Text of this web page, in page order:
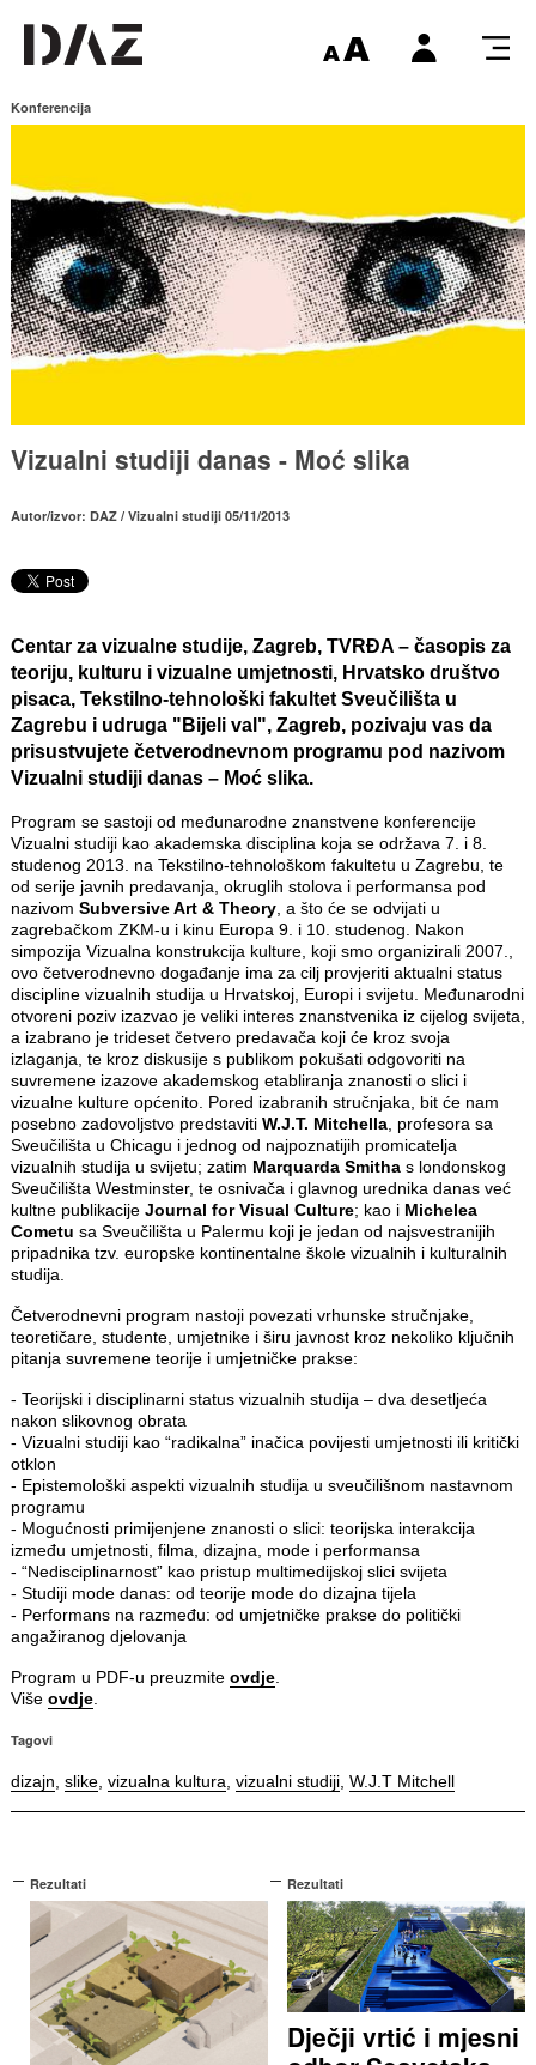
Konferencija
Vizualni studiji danas - Moć slika
Autor/izvor: DAZ / Vizualni studiji 05/11/2013
Centar za vizualne studije, Zagreb, TVRĐA – časopis za
teoriju, kulturu i vizualne umjetnosti, Hrvatsko društvo
pisaca, Tekstilno-tehnološki fakultet Sveučilišta u
Zagrebu i udruga "Bijeli val", Zagreb, pozivaju vas da
prisustvujete četverodnevnom programu pod nazivom
Vizualni studiji danas – Moć slika.
Program se sastoji od međunarodne znanstvene konferencije
Vizualni studiji kao akademska disciplina koja se održava 7. i 8.
studenog 2013. na Tekstilno-tehnološkom fakultetu u Zagrebu, te
od serije javnih predavanja, okruglih stolova i performansa pod
nazivom Subversive Art & Theory, a što će se odvijati u
zagrebačkom ZKM-u i kinu Europa 9. i 10. studenog. Nakon
simpozija Vizualna konstrukcija kulture, koji smo organizirali 2007.,
ovo četverodnevno događanje ima za cilj provjeriti aktualni status
discipline vizualnih studija u Hrvatskoj, Europi i svijetu. Međunarodni
otvoreni poziv izazvao je veliki interes znanstvenika iz cijelog svijeta,
a izabrano je trideset četvero predavača koji će kroz svoja
izlaganja, te kroz diskusije s publikom pokušati odgovoriti na
suvremene izazove akademskog etabliranja znanosti o slici i
vizualne kulture općenito. Pored izabranih stručnjaka, bit će nam
posebno zadovoljstvo predstaviti W.J.T. Mitchella, profesora sa
Sveučilišta u Chicagu i jednog od najpoznatijih promicatelja
vizualnih studija u svijetu; zatim Marquarda Smithas londonskog
Sveučilišta Westminster, te osnivača i glavnog urednika danas već
kultne publikacije Journal for Visual Culture; kao i Michelea
Cometu sa Sveučilišta u Palermu koji je jedan od najsvestranijih
pripadnika tzv. europske kontinentalne škole vizualnih i kulturalnih
studija.
Četverodnevni program nastoji povezati vrhunske stručnjake,
teoretičare, studente, umjetnike i širu javnost kroz nekoliko ključnih
pitanja suvremene teorije i umjetničke prakse:
- Teorijski i disciplinarni status vizualnih studija – dva desetljeća
nakon slikovnog obrata
- Vizualni studiji kao “radikalna” inačica povijesti umjetnosti ili kritički
otklon
- Epistemološki aspekti vizualnih studija u sveučilišnom nastavnom
programu
- Mogućnosti primijenjene znanosti o slici: teorijska interakcija
između umjetnosti, filma, dizajna, mode i performansa
- “Nedisciplinarnost” kao pristup multimedijskoj slici svijeta
- Studiji mode danas: od teorije mode do dizajna tijela
- Performans na razmeđu: od umjetničke prakse do politički
angažiranog djelovanja
Program u PDF-u preuzmite ovdje.
Više ovdje.
Tagovi
dizajn slike, vizualna kultura vizualni studiji, W.J.T Mitchell
Rezultati Rezultati
Dječji vrtić i mjesni